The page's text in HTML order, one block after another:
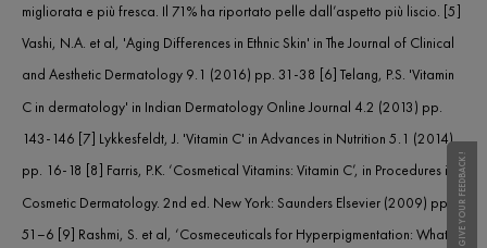
migliorata e più fresca. Il 71% ha riportato pelle dall’aspetto più liscio. [5]
Vashi, N.A. et al, 'Aging Differences in Ethnic Skin' in The Journal of Clinical
and Aesthetic Dermatology 9.1 (2016) pp. 31-38 [6] Telang, P.S. 'Vitamin
C in dermatology' in Indian Dermatology Online Journal 4.2 (2013) pp.
143-146 [7] Lykkesfeldt, J. 'Vitamin C' in Advances in Nutrition 5.1 (2014)
pp. 16-18 [8] Farris, P.K. ‘Cosmetical Vitamins: Vitamin C’, in Procedures in
Cosmetic Dermatology. 2nd ed. New York: Saunders Elsevier (2009) pp.
51–6 [9] Rashmi, S. et al, ‘Cosmeceuticals for Hyperpigmentation: What isGIVE YOUR FEEDBACK !
GIVE YOUR FEEDBACK !